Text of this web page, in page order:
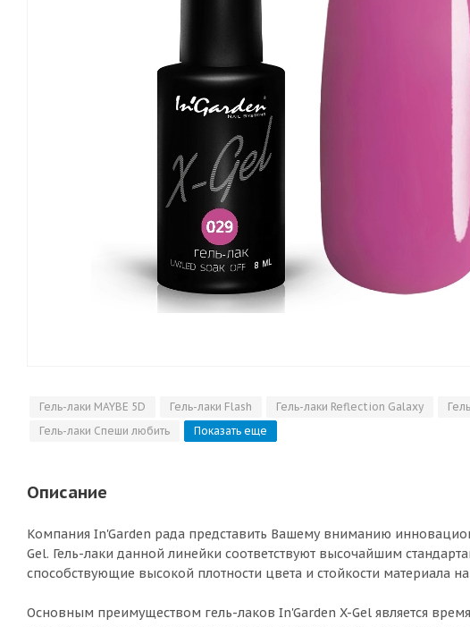
Гель-лаки MAYBE 5D Гель-лаки Flash Гель-лаки Reflection Galaxy
Гель-лаки Спеши любить
Показать еще
Описание
Компания In'Garden рада представить Вашему вниманию
Gel. Гель-лаки данной линейки соответствуют высочайшим
способствующие высокой плотности цвета и стойкости материала
Основным преимуществом гель-лаков In'Garden X-Gel является